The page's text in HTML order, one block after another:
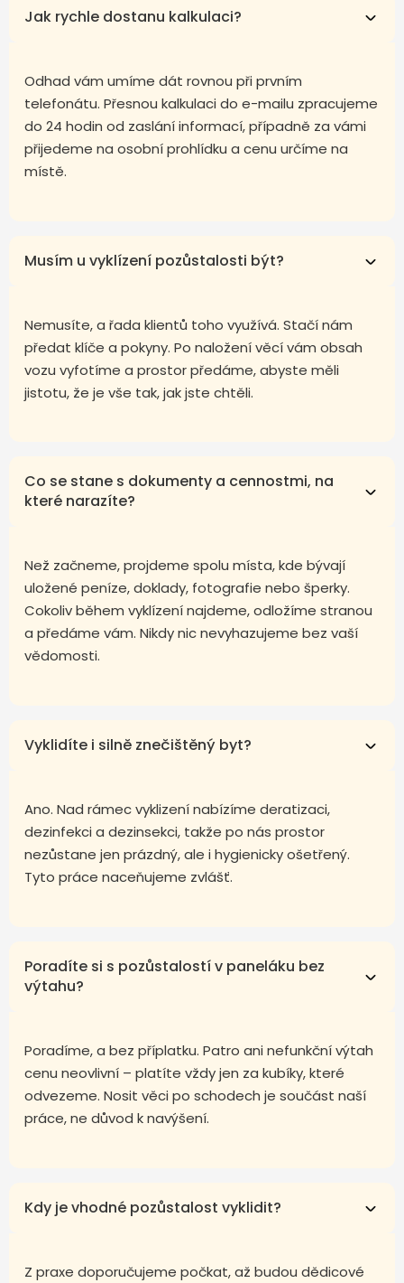
Jak rychle dostanu kalkulaci?
Odhad vám umíme dát rovnou při prvním
telefonátu. Přesnou kalkulaci do e-mailu zpracujeme
do 24 hodin od zaslání informací, případně za vámi
přijedeme na osobní prohlídku a cenu určíme na
místě.
Musím u vyklízení pozůstalosti být?
Nemusíte, a řada klientů toho využívá. Stačí nám
předat klíče a pokyny. Po naložení věcí vám obsah
vozu vyfotíme a prostor předáme, abyste měli
jistotu, že je vše tak, jak jste chtěli.
Co se stane s dokumenty a cennostmi, na
které narazíte?
Než začneme, projdeme spolu místa, kde bývají
uložené peníze, doklady, fotografie nebo šperky.
Cokoliv během vyklízení najdeme, odložíme stranou
a předáme vám. Nikdy nic nevyhazujeme bez vaší
vědomosti.
Vyklidíte i silně znečištěný byt?
Ano. Nad rámec vyklizení nabízíme deratizaci,
dezinfekci a dezinsekci, takže po nás prostor
nezůstane jen prázdný, ale i hygienicky ošetřený.
Tyto práce naceňujeme zvlášť.
Poradíte si s pozůstalostí v paneláku bez
výtahu?
Poradíme, a bez příplatku. Patro ani nefunkční výtah
cenu neovlivní – platíte vždy jen za kubíky, které
odvezeme. Nosit věci po schodech je součást naší
práce, ne důvod k navýšení.
Kdy je vhodné pozůstalost vyklidit?
Z praxe doporučujeme počkat, až budou dědicové